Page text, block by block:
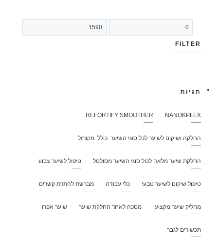
FILTER
תגיות
NANOKPLEX
REFORTIFY SMOOTHER
החלקה ושיקום לשיער לכל סוגי השיער כולל מקורזל
החלקת שיער מלאה לכול סוגי השיער מסולסל טיפול לשיער צבוע
טיפול שיקום לשיער טבעי כלי עבודה מברשת להתרת קשרים
מחליק שיער מקצועי מסכה לאחר החלקת שיער שיער אפרו
תכשירים לגבר